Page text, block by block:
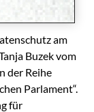
am
Buzek vom
der Reihe
Parlament“.
für